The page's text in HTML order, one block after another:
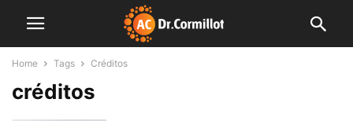
Home Tags Créditos
créditos